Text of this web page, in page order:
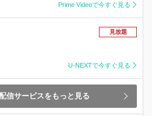
Prime Videoで今すぐ見る
見放題
U-NEXTで今すぐ見る
信サービスをもっと見る